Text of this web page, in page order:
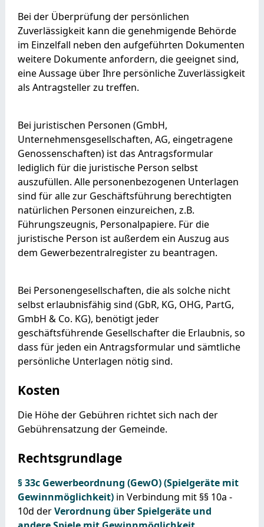
Bei der Überprüfung der persönlichen
Zuverlässigkeit kann die genehmigende Behörde
im Einzelfall neben den aufgeführten Dokumenten
weitere Dokumente anfordern, die geeignet sind,
eine Aussage über Ihre persönliche Zuverlässigkeit
als Antragsteller zu treffen.
Bei juristischen Personen (GmbH,
Unternehmensgesellschaften, AG, eingetragene
Genossenschaften) ist das Antragsformular
lediglich für die juristische Person selbst
auszufüllen. Alle personenbezogenen Unterlagen
sind für alle zur Geschäftsführung berechtigten
natürlichen Personen einzureichen, z.B.
Führungszeugnis, Personalpapiere. Für die
juristische Person ist außerdem ein Auszug aus
dem Gewerbezentralregister zu beantragen.
Bei Personengesellschaften, die als solche nicht
selbst erlaubnisfähig sind (GbR, KG, OHG, PartG,
GmbH & Co. KG), benötigt jeder
geschäftsführende Gesellschafter die Erlaubnis, so
dass für jeden ein Antragsformular und sämtliche
persönliche Unterlagen nötig sind.
Kosten
Die Höhe der Gebühren richtet sich nach der
Gebührensatzung der Gemeinde.
Rechtsgrundlage
§ 33c Gewerbeordnung (GewO) (Spielgeräte mit
Gewinnmöglichkeit)in Verbindung mit §§ 10a -
10d derVerordnung über Spielgeräte und